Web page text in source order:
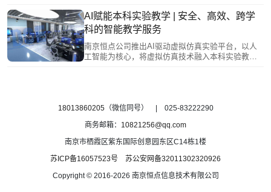
建模打造沉浸式交互，将抽象原理可视化，激发主
动探索；同时打破时空限制，开放共享优质资源，
促进教育公平。此外，平台全程记录操作数据，生
成个性化能力图谱，实现数据驱动的精准评价，从
而真正将学生置于教学核心，激发其潜能。
AI赋能本科实验教学 | 安全、高效、跨学
科的智能教学服务
南京恒点公司推出AI驱动虚拟仿真实验平台，以人
工智能为核心，将虚拟仿真技术融入本科实验教
教学。这一创新使安全不再阻碍探索，成本不再限
段。
18013860205（微信同号） | 025-83222290
商务邮箱： 10821256@qq.com
南京市栖霞区紫东国际创意园东区C14栋1楼
苏ICP备16057523号
苏公安网备32011302320926
Copyright © 2016-2026 南京恒点信息技术有限公司